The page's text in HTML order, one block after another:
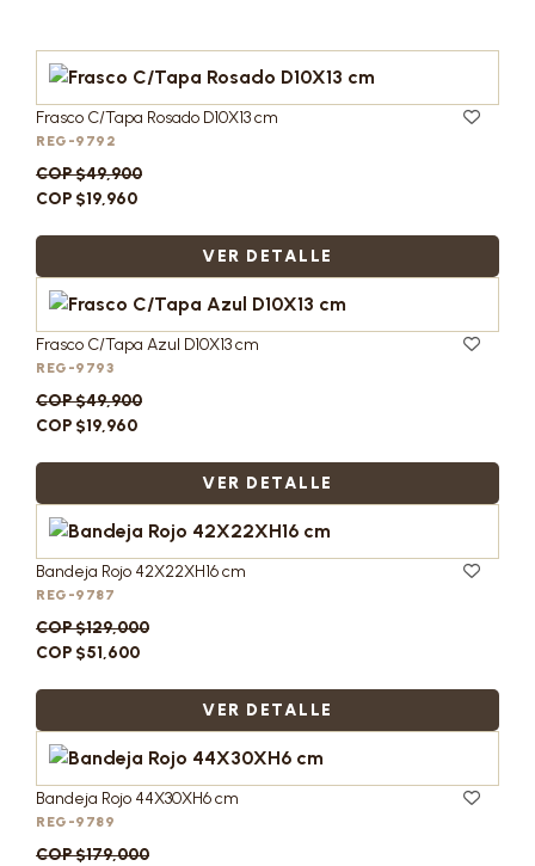
Frasco C/Tapa Rosado D10X13 cm
REG-9792
COP $49,900
COP $19,960
VER DETALLE
Frasco C/Tapa Azul D10X13 cm
REG-9793
COP $49,900
COP $19,960
VER DETALLE
Bandeja Rojo 42X22XH16 cm
REG-9787
COP $129,000
COP $51,600
VER DETALLE
Bandeja Rojo 44X30XH6 cm
REG-9789
COP $179,000